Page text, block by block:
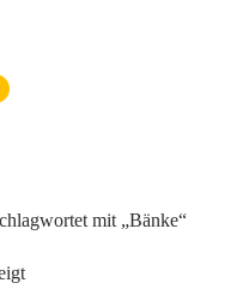
mit „Bänke“